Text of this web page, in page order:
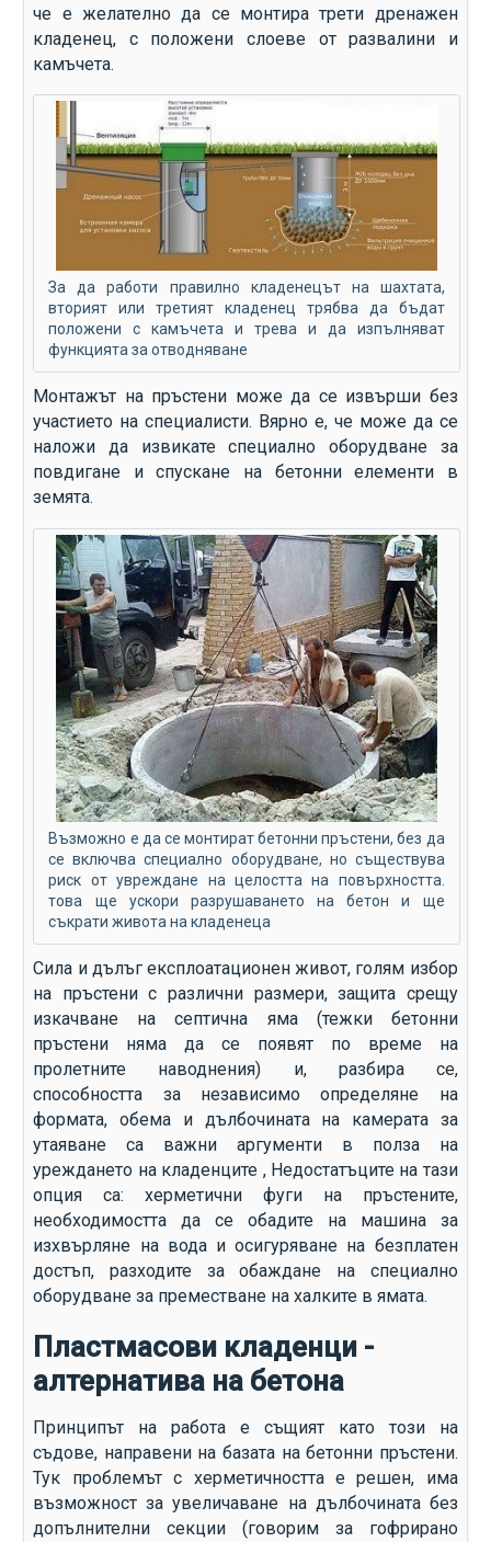
че е желателно да се монтира трети дренажен
кладенец, с положени слоеве от развалини и
камъчета.
За да работи правилно кладенецът на шахтата,
вторият или третият кладенец трябва да бъдат
положени с камъчета и трева и да изпълняват
функцията за отводняване
Монтажът на пръстени може да се извърши без
участието на специалисти. Вярно е, че може да се
наложи да извикате специално оборудване за
повдигане и спускане на бетонни елементи в
земята.
Възможно е да се монтират бетонни пръстени, без да
се включва специално оборудване, но съществува
риск от увреждане на целостта на повърхността.
това ще ускори разрушаването на бетон и ще
съкрати живота на кладенеца
Сила и дълъг експлоатационен живот, голям избор
на пръстени с различни размери, защита срещу
изкачване на септична яма (тежки бетонни
пръстени няма да се появят по време на
пролетните наводнения) и, разбира се,
способността за независимо определяне на
формата, обема и дълбочината на камерата за
утаяване са важни аргументи в полза на
уреждането на кладенците , Недостатъците на тази
опция са: херметични фуги на пръстените,
необходимостта да се обадите на машина за
изхвърляне на вода и осигуряване на безплатен
достъп, разходите за обаждане на специално
оборудване за преместване на халките в ямата.
Пластмасови кладенци -
алтернатива на бетона
Принципът на работа е същият като този на
съдове, направени на базата на бетонни пръстени.
Тук проблемът с херметичността е решен, има
възможност за увеличаване на дълбочината без
допълнителни секции (говорим за гофрирано